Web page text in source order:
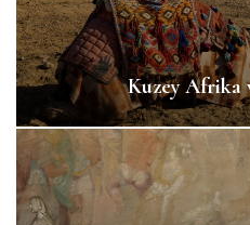
Kuzey Afrika